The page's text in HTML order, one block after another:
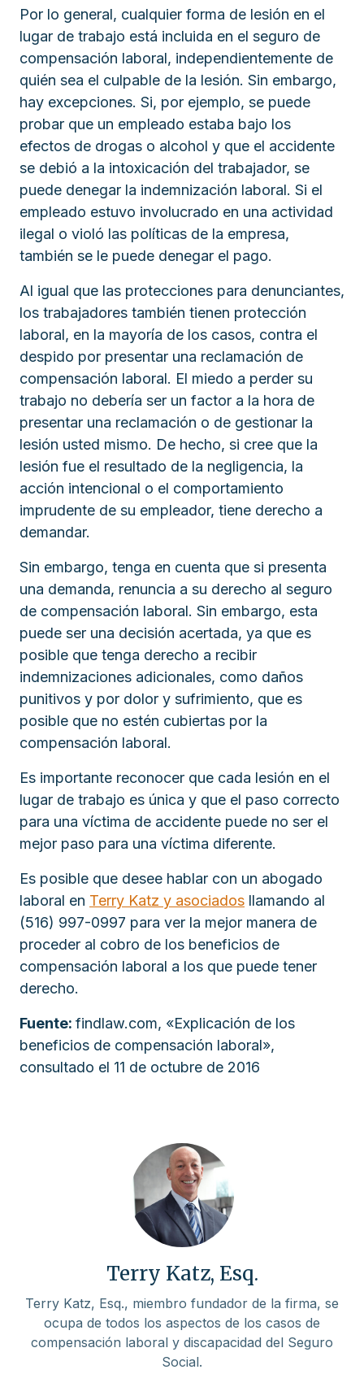
Por lo general, cualquier forma de lesión en el
lugar de trabajo está incluida en el seguro de
compensación laboral, independientemente de
quién sea el culpable de la lesión. Sin embargo,
hay excepciones. Si, por ejemplo, se puede
probar que un empleado estaba bajo los
efectos de drogas o alcohol y que el accidente
se debió a la intoxicación del trabajador, se
puede denegar la indemnización laboral. Si el
empleado estuvo involucrado en una actividad
ilegal o violó las políticas de la empresa,
también se le puede denegar el pago.
Al igual que las protecciones para denunciantes,
los trabajadores también tienen protección
laboral, en la mayoría de los casos, contra el
despido por presentar una reclamación de
compensación laboral. El miedo a perder su
trabajo no debería ser un factor a la hora de
presentar una reclamación o de gestionar la
lesión usted mismo. De hecho, si cree que la
lesión fue el resultado de la negligencia, la
acción intencional o el comportamiento
imprudente de su empleador, tiene derecho a
demandar.
Sin embargo, tenga en cuenta que si presenta
una demanda, renuncia a su derecho al seguro
de compensación laboral. Sin embargo, esta
puede ser una decisión acertada, ya que es
posible que tenga derecho a recibir
indemnizaciones adicionales, como daños
punitivos y por dolor y sufrimiento, que es
posible que no estén cubiertas por la
compensación laboral.
Es importante reconocer que cada lesión en el
lugar de trabajo es única y que el paso correcto
para una víctima de accidente puede no ser el
mejor paso para una víctima diferente.
Es posible que desee hablar con un abogado
laboral en Terry Katz y asociados llamando al
(516) 997-0997 para ver la mejor manera de
proceder al cobro de los beneficios de
compensación laboral a los que puede tener
derecho.
Fuente: findlaw.com, «Explicación de los
beneficios de compensación laboral»,
consultado el 11 de octubre de 2016
Terry Katz, Esq.
Terry Katz, Esq., miembro fundador de la firma, se
ocupa de todos los aspectos de los casos de
compensación laboral y discapacidad del Seguro
Social.